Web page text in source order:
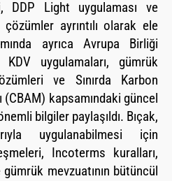
DDP Light uygulaması ve
ayrıntılı olarak ele
ayrıca Avrupa Birliği
uygulamaları, gümrük
ve Sınırda Karbon
kapsamındaki güncel
bilgiler paylaşıldı. Bıçak,
uygulanabilmesi için
Incoterms kuralları,
mevzuatının bütüncül